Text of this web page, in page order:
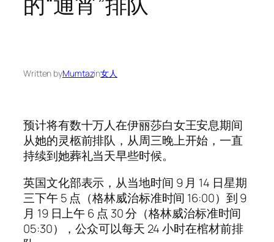
Written byMumtazin女人
预计将有数十万人在伊丽莎白女王安息期间
从她的灵柩前排队，从周三晚上开始，一直
持续到她葬礼当天早些时候。
英国文化部表示，从当地时间 9 月 14 日星期
三下午 5 点（格林威治标准时间 16:00）到 9
月 19 日上午 6 点 30 分（格林威治标准时间
05:30），公众可以每天 24 小时在棺材前排